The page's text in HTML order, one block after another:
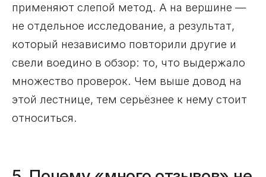
применяют слепой метод. А на вершине —
не отдельное исследование, а результат,
который независимо повторили другие и
свели воедино в обзор: то, что выдержало
множество проверок. Чем выше довод на
этой лестнице, тем серьёзнее к нему стоит
относиться.